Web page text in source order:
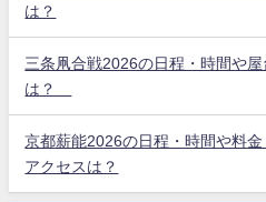
は？
三条凧合戦2026の日程・時間や
は？
京都薪能2026の日程・時間や料
アクセスは？